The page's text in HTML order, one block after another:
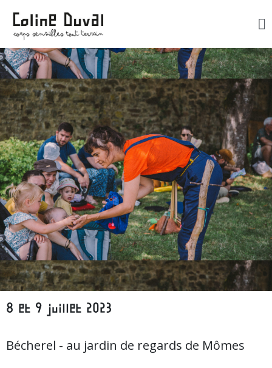
8 et 9 juillet 2023
Bécherel - au jardin de regards de Mômes